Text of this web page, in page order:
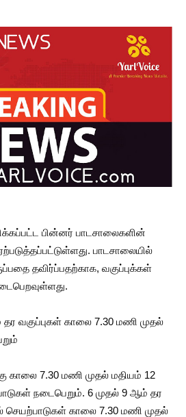
பின்னர் பாடசாலைகளின்
பாடசாலையில்
தவிர்ப்பதற்காக, வகுப்புக்கள்
வகுப்புகள் காலை 7.30 மணி முதல்
காலை 7.30 மணி முதல் மதியம் 12
நடைபெறும். 6 முதல் 9 ஆம் தர
காலை 7.30 மணி முதல்